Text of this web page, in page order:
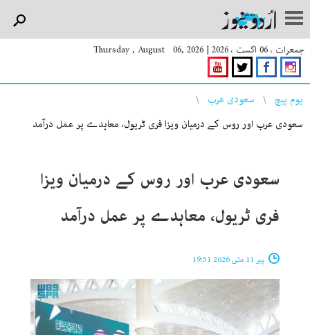
جمعرات ، 06 اگست ، 2026 |
Thursday , August 06, 2026
You are here
ہوم پیچ
سعودی عرب
سعودی عرب اور روس کے درمیان ویزا فری ٹریول، معاہدے پر عمل درآمد
سعودی عرب اور روس کے درمیان ویزا
فری ٹریول، معاہدے پر عمل درآمد
پیر 11 مئی 2026 19:51